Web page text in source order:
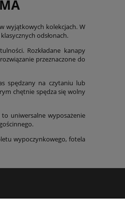
wyjątkowych kolekcjach. W
odsłonach.
Rozkładane kanapy
przeznaczone do
spędzany na czytaniu lub
chętnie spędza się wolny
uniwersalne wyposażenie
wypoczynkowego, fotela